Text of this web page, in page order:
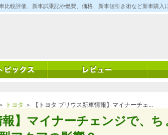
較評価、新車試乗記や燃費、価格、新車値引き術など新車購
＞ トヨタ ＞ 【トヨタ プリウス新車情報】マイナーチェ...
】マイナーチェンジで、ち